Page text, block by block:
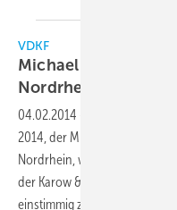
VDKF
Michael Blank ist
Nordrhein
04.02.2014
2014, der
Nordrhein, wurde Michael
der Karow & Blank Kälte- und
einstimmig zum neuen